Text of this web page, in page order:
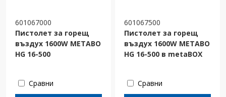
601067000
Пистолет за горещ
въздух 1600W METABO
HG 16-500
Сравни
601067500
Пистолет за горещ
въздух 1600W METABO
HG 16-500 в metaBOX
Сравни